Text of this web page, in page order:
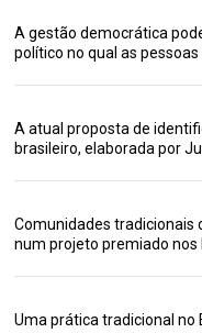
A gestão democrática
político no qual as
A atual proposta de
brasileiro, elaborada por
Comunidades tradicionais
num projeto premiado nos
Uma prática tradicional no